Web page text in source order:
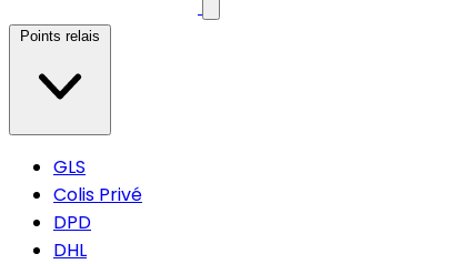
GLS
Colis Privé
DPD
DHL